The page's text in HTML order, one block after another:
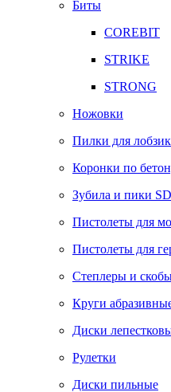
Биты
COREBIT
STRIKE
STRONG
Ножовки
Пилки для
Коронки по
Зубила и пики
Пистолеты для
Пистолеты для
Степлеры и
Круги
Диски
Рулетки
Диски пильные